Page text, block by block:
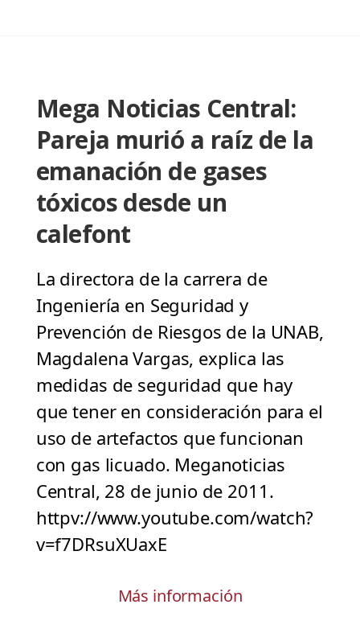
Mega Noticias Central:
Pareja murió a raíz de la
emanación de gases
tóxicos desde un
calefont
La directora de la carrera de
Ingeniería en Seguridad y
Prevención de Riesgos de la UNAB,
Magdalena Vargas, explica las
medidas de seguridad que hay
que tener en consideración para el
uso de artefactos que funcionan
con gas licuado. Meganoticias
Central, 28 de junio de 2011.
httpv://www.youtube.com/watch?
v=f7DRsuXUaxE
Más información